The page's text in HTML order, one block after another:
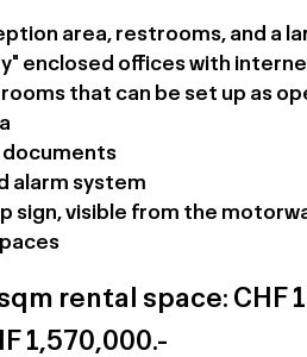
area, restrooms, and a
enclosed offices with
that can be set up as
alarm system
sign, visible from the
rental space: CHF
1,570,000.-